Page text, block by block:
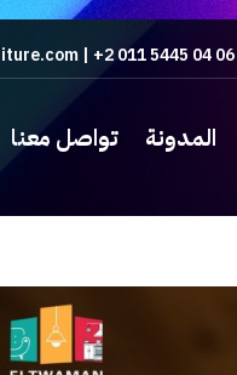
| +2 011 5445 04 06
المدونة تواصل معنا